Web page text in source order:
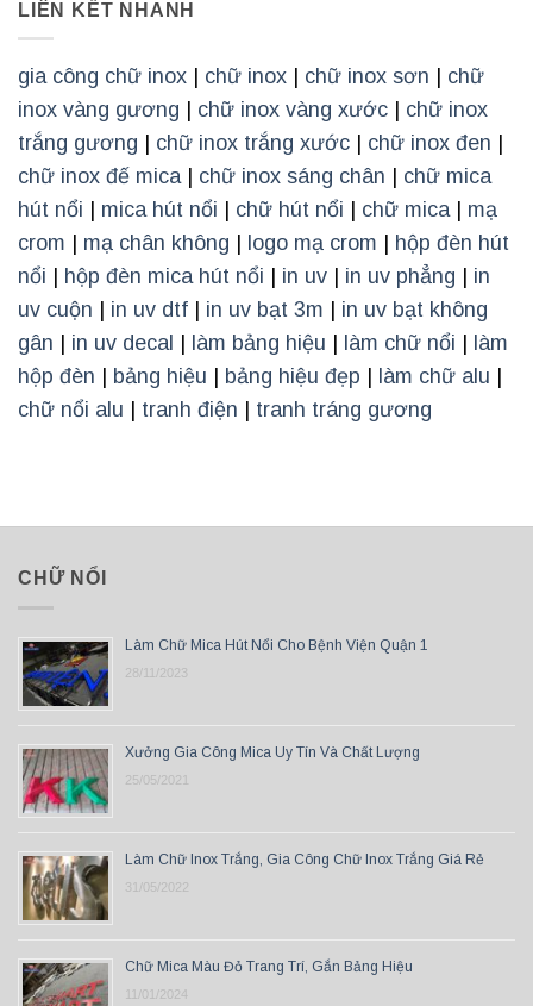
LIÊN KẾT NHANH
gia công chữ inox chữ inox chữ inox sơn
chữ
inox vàng gương
chữ inox vàng xước
chữ inox
trắng gương
chữ inox trắng xước chữ inox đen
chữ inox đế mica| chữ inox sáng chân
chữ mica
hút nổi
mica hút nổi chữ hút nổi chữ mica| mạ
crom
mạ chân không logo mạ crom
hộp đèn hút
nổi
hộp đèn mica hút nổi in uv in uv phẳng
in
uv cuộn
in uv dtf in uv bạt 3m
in uv bạt không
gân
in uv decal làm bảng hiệu làm chữ nổi
làm
hộp đèn
bảng hiệu bảng hiệu đẹp làm chữ alu
chữ nổi alu
tranh điện tranh tráng gương
CHỮ NỔI
Làm Chữ Mica Hút Nổi Cho Bệnh Viện Quận 1
28/11/2023
Xưởng Gia Công Mica Uy Tín Và Chất Lượng
25/05/2021
Làm Chữ Inox Trắng, Gia Công Chữ Inox Trắng Giá Rẻ
31/05/2022
Chữ Mica Màu Đỏ Trang Trí, Gắn Bảng Hiệu
11/01/2024